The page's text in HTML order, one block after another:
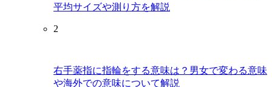
平均サイズや測り方を解説
2
右手薬指に指輪をする意味は？男女で変わる意味
や海外での意味について解説